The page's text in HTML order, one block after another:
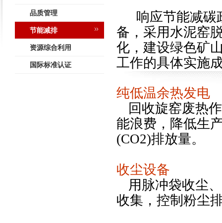
品质管理
节能减排
资源综合利用
国际标准认证
响应节能减碳
备，采用水泥窑
化，建设绿色矿
工作的具体实施
纯低温余热发电
回收旋窑废热
能浪费，降低生
(CO2)排放量。
收尘设备
用脉冲袋收尘
收集，控制粉尘